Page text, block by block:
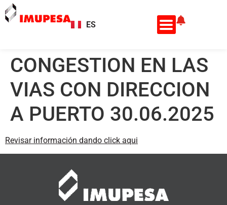
ES
EN
CONGESTION EN LAS
VIAS CON DIRECCION
A PUERTO 30.06.2025
Revisar información dando click aqui